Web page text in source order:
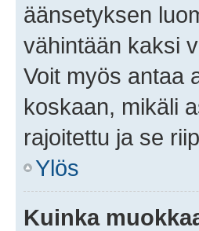
äänsetyksen
vähintään kaksi
Voit myös antaa
koskaan, mikäli
rajoitettu ja se
Ylös
Kuinka